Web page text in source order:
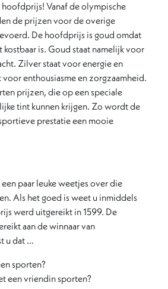
hoofdprijs! Vanaf de olympische
de prijzen voor de overige
De hoofdprijs is goud omdat
kostbaar is. Goud staat namelijk voor
Zilver staat voor energie en
voor enthousiasme en zorgzaamheid.
prijzen, die op een speciale
tint kunnen krijgen. Zo wordt de
prestatie een mooie
paar leuke weetjes over die
Als het goed is weet u inmiddels
werd uitgereikt in 1599. De
aan de winnaar van
u dat …
sporten?
een vriendin sporten?